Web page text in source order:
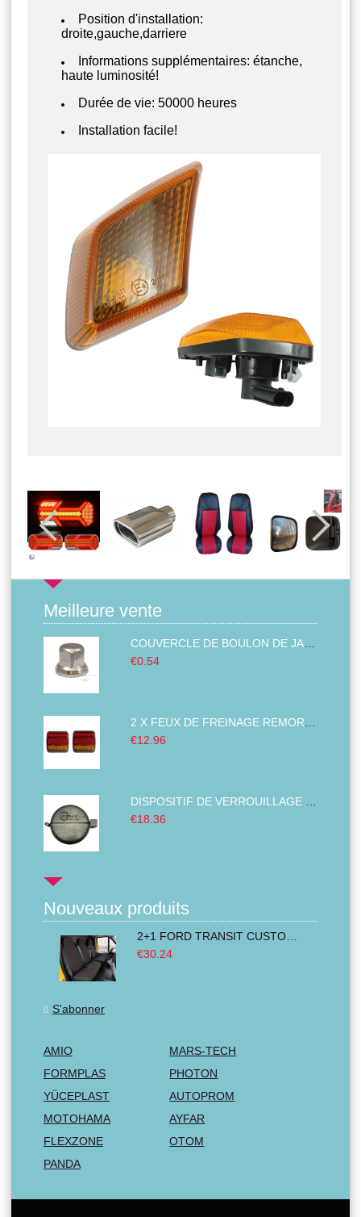
Position d'installation:
droite,gauche,darriere
Informations supplémentaires: étanche,
haute luminosité!
Durée de vie: 50000 heures
Installation facile!
Meilleure vente
COUVERCLE DE BOULON DE JANTE PLASTIQUE ABS CHROMÉ 32MM
€0.54
2 X FEUX DE FREINAGE REMORQUE,FEUX ARRIÈRE DE CAMION, GAUCHE DROITE BUS VAN 14 LED 12V
€12.96
DISPOSITIF DE VERROUILLAGE DES BOUCHONS DE RÉSERVOIR COUVERTURE ANTIVOL DIAMÈTRE DU CARBURANT DIESEL CAMION TRACTEURS 80MM
€18.36
Nouveaux produits
2+1 FORD TRANSIT CUSTOM 2000-2014 MK6 MK7 Housses Couvre de Siege VAN BUS Noir Rouge Textile
€30.24
S'abonner
AMIO
MARS-TECH
FORMPLAS
PHOTON
YÜCEPLAST
AUTOPROM
MOTOHAMA
AYFAR
FLEXZONE
OTOM
PANDA